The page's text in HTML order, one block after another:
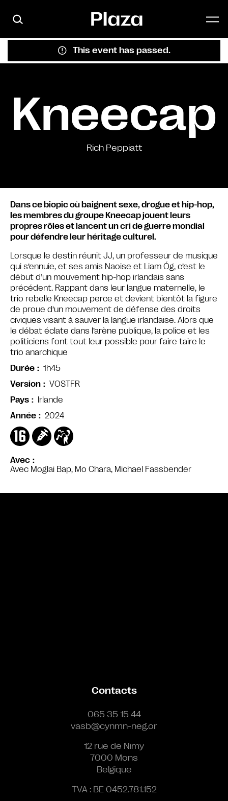
This event has passed.
Kneecap
Rich Peppiatt
Avec
Avec Moglai Bap, Mo Chara, Michael Fassbender
Dans ce biopic où baignent sexe, drogue et hip-hop,
les membres du groupe Kneecap jouent leurs
propres rôles et lancent un cri de guerre mondial
pour défendre leur héritage culturel.
Lorsque le destin réunit JJ, un professeur de musique
qui s’ennuie, et ses amis Naoise et Liam Óg, c’est le
début d’un mouvement hip-hop irlandais sans
précédent. Rappant dans leur langue maternelle, le
trio rebelle Kneecap perce et devient bientôt la figure
de proue d’un mouvement de défense des droits
civiques visant à sauver la langue irlandaise. Alors que
le débat éclate dans l’arène publique, la police et les
politiciens font tout leur possible pour faire taire le
trio anarchique
Durée
1h45
Version
VOSTFR
Pays
Irlande
Année
2024
Contacts
065 35 15 44
vasb@cynmn-neg.or
12 rue de Nimy
7000 Mons
Belgique
TVA : BE 0452.781.152